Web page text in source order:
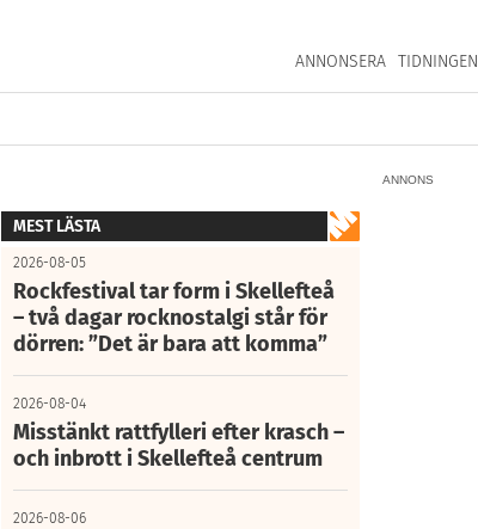
ANNONSERA TIDNINGEN
ANNONS
MEST LÄSTA
2026-08-05
Rockfestival tar form i Skellefteå
– två dagar rocknostalgi står för
dörren: ”Det är bara att komma”
2026-08-04
Misstänkt rattfylleri efter krasch –
och inbrott i Skellefteå centrum
2026-08-06